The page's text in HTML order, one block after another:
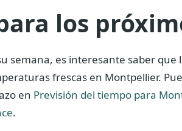
los
semana, es interesante saber que
frescas en Montpellier.
en Previsión del tiempo para
.